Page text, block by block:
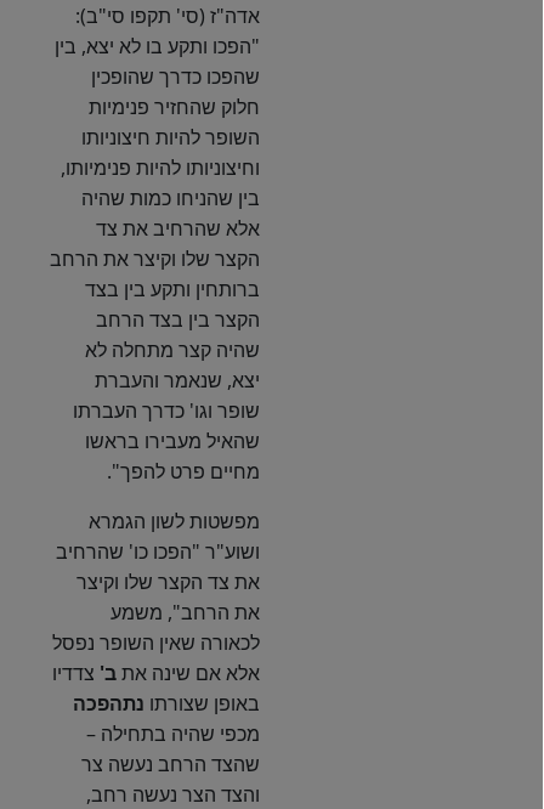
אדה"ז (סי' תקפו סי"ב):
"הפכו ותקע בו לא יצא, בין
שהפכו כדרך שהופכין
חלוק שהחזיר פנימיות
השופר להיות חיצוניותו
וחיצוניותו להיות פנימיותו,
בין שהניחו כמות שהיה
אלא שהרחיב את צד
הקצר שלו וקיצר את הרחב
ברותחין ותקע בין בצד
הקצר בין בצד הרחב
שהיה קצר מתחלה לא
יצא, שנאמר והעברת
שופר וגו' כדרך העברתו
שהאיל מעבירו בראשו
מחיים פרט להפך".
מפשטות לשון הגמרא
ושוע"ר "הפכו כו' שהרחיב
את צד הקצר שלו וקיצר
את הרחב", משמע
לכאורה שאין השופר נפסל
אלא אם שינה אתב' צדדיו
באופן שצורתו נתהפכה
מכפי שהיה בתחילה –
שהצד הרחב נעשה צר
והצד הצר נעשה רחב,